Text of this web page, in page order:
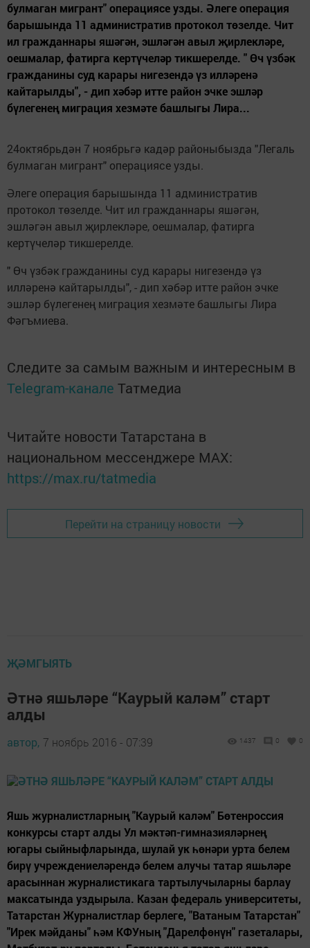
булмаган мигрант" операциясе узды. Әлеге операция
барышында 11 административ протокол төзелде. Чит
ил гражданнары яшәгән, эшләгән авыл җирлекләре,
оешмалар, фатирга кертүчеләр тикшерелде. " Өч үзбәк
гражданины суд карары нигезендә үз илләренә
кайтарылды", - дип хәбәр итте район эчке эшләр
бүлегенең миграция хезмәте башлыгы Лира...
24октябрьдән 7 ноябрьгә кадәр районыбызда "Легаль
булмаган мигрант" операциясе узды.
Әлеге операция барышында 11 административ
протокол төзелде. Чит ил гражданнары яшәгән,
эшләгән авыл җирлекләре, оешмалар, фатирга
кертүчеләр тикшерелде.
" Өч үзбәк гражданины суд карары нигезендә үз
илләренә кайтарылды", - дип хәбәр итте район эчке
эшләр бүлегенең миграция хезмәте башлыгы Лира
Фәгъмиева.
Следите за самым важным и интересным в
Telegram-канале Татмедиа
Читайте новости Татарстана в
национальном мессенджере MАХ:
https://max.ru/tatmedia
Перейти на страницу новости
ҖӘМГЫЯТЬ
Әтнә яшьләре “Каурый каләм” старт
алды
автор, 7 ноябрь 2016 - 07:39 1437 0 0
Яшь журналистларның "Каурый каләм" Бөтенроссия
конкурсы старт алды Ул мәктәп-гимназияләрнең
югары сыйныфларында, шулай ук һөнәри урта белем
бирү учреждениеләрендә белем алучы татар яшьләре
арасыннан журналистикага тартылучыларны барлау
максатында уздырыла. Казан федераль университеты,
Татарстан Журналистлар берлеге, "Ватаным Татарстан"
"Ирек мәйданы" һәм КФУның "Дарелфөнүн" газеталары,